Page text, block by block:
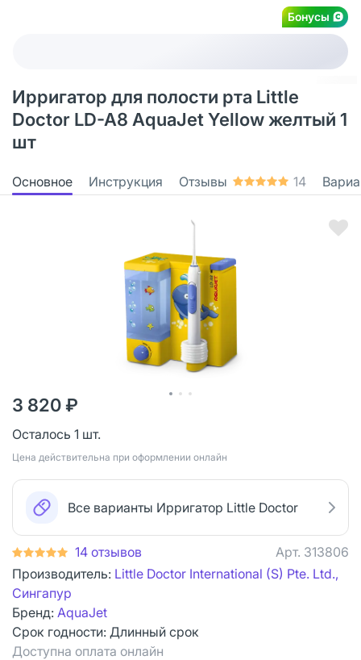
Бонусы
Ирригатор для полости рта Little
Doctor LD-A8 AquaJet Yellow желтый 1
шт
Основное Инструкция Отзывы 14
3 820 ₽
Осталось 1 шт.
Цена действительна при оформлении онлайн
Все варианты Ирригатор Little Doctor
14 отзывов Арт. 313806
Производитель: Little Doctor International (S) Pte. Ltd.,
Сингапур
Бренд: AquaJet
Срок годности: Длинный срок
Доступна оплата онлайн